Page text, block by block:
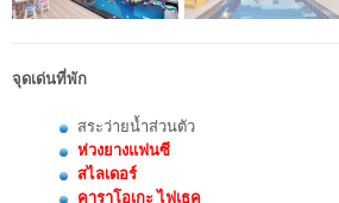
จุดเด่นที่พัก
สระว่ายน้ำส่วนตัว
ห่วงยางแฟนซี
สไลเดอร์
คาราโอเกะ ไฟเธค